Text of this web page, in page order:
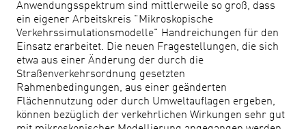
Anwendungsspektrum sind mittlerweile so groß, dass
ein eigener Arbeitskreis "Mikroskopische
Verkehrssimulationsmodelle" Handreichungen für den
Einsatz erarbeitet. Die neuen Fragestellungen, die sich
etwa aus einer Änderung der durch die
Straßenverkehrsordnung gesetzten
Rahmenbedingungen, aus einer geänderten
Flächennutzung oder durch Umweltauflagen ergeben,
können bezüglich der verkehrlichen Wirkungen sehr gut